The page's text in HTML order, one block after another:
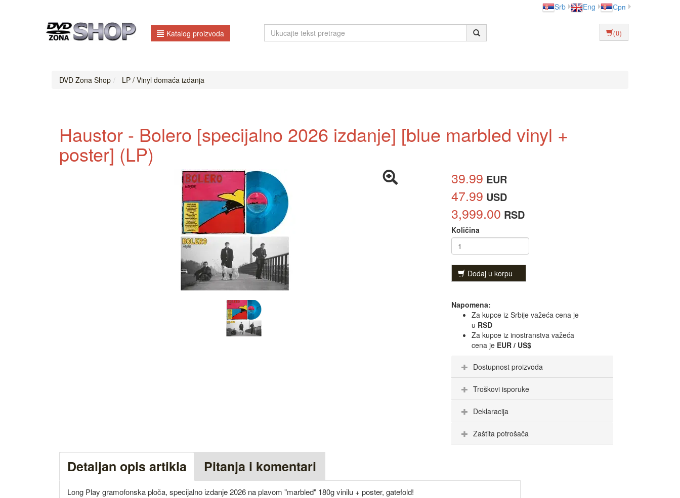
Srb Eng Срп
Katalog proizvoda (0)
DVD Zona Shop LP / Vinyl domaća izdanja
Haustor - Bolero [specijalno 2026 izdanje] [blue marbled vinyl +
poster] (LP)
39.99 EUR
47.99 USD
3,999.00 RSD
Količina
Dodaj u korpu
Napomena:
Za kupce iz Srbije važeća cena je
u RSD
Za kupce iz inostranstva važeća
cena je EUR / US$
Dostupnost proizvoda
Troškovi isporuke
Deklaracija
Zaštita potrošača
Detaljan opis artikla Pitanja i komentari
Long Play gramofonska ploča, specijalno izdanje 2026 na plavom "marbled" 180g vinilu + poster, gatefold!